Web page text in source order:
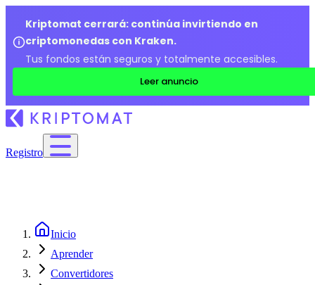
Kriptomat cerrará: continúa invirtiendo en
criptomonedas con Kraken.
Tus fondos están seguros y totalmente accesibles.
Leer anuncio
Registro
Inicio
Aprender
Convertidores